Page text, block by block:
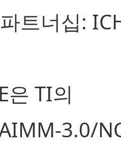
트너십:
은 TI의
3.0/